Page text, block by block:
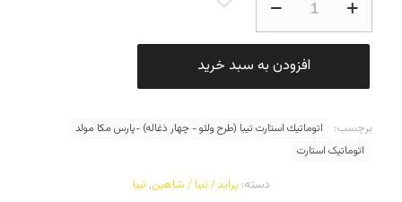
استارت
تيبا
(طرح
-پارس
مكا
افزودن به سبد خرید
دسته: پراید / تیبا / شاهین, تیبا
برچسب:
اتوماتيك استارت تيبا (طرح ولئو - چهار ذغاله) -پارس مكا مولد
اتوماتیک استارت